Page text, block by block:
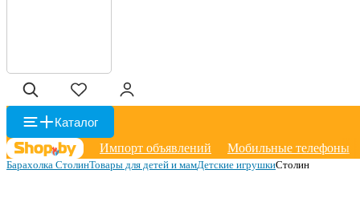
Каталог
Импорт объявлений
Мобильные телефоны
Барахолка СтолинТовары для детей и мамДетские игрушкиСтолин